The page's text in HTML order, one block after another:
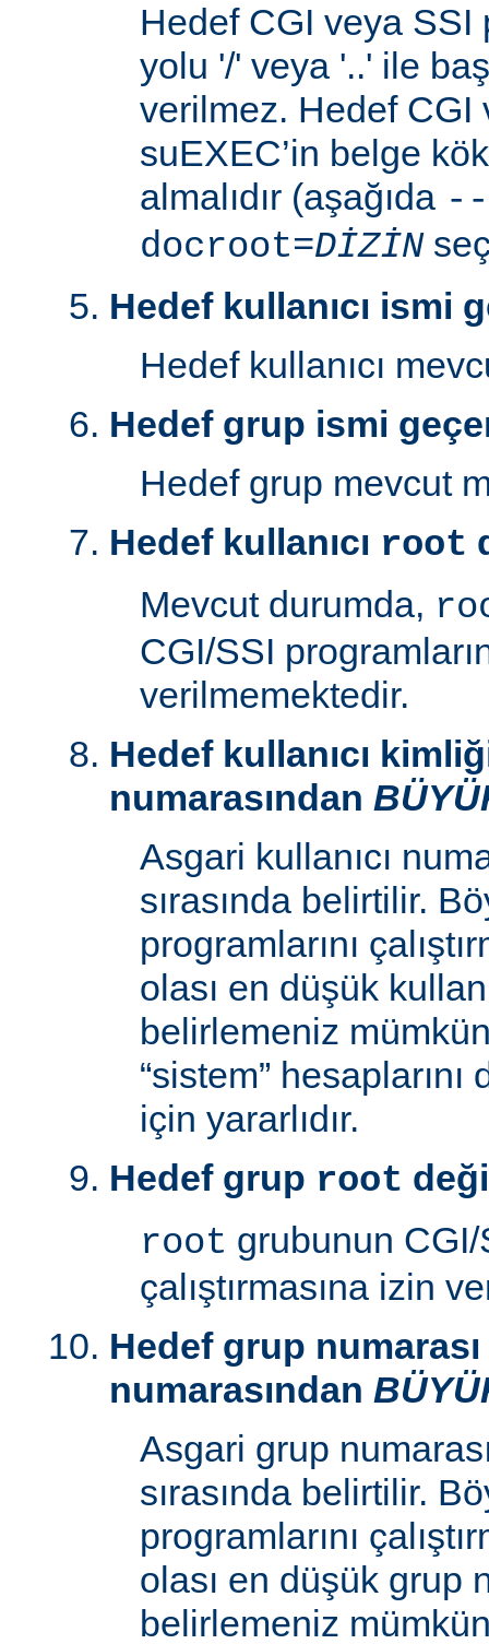
Hedef CGI veya SSI
yolu '/' veya '..' ile
verilmez. Hedef CGI
suEXEC’in belge
almalıdır (aşağıda
docroot=DİZİN
Hedef kullanıcı ismi
Hedef kullanıcı
Hedef grup ismi
Hedef grup mevcut
Hedef kullanıcı root
Mevcut durumda,
CGI/SSI
verilmemektedir.
Hedef kullanıcı
numarasından
Asgari kullanıcı
sırasında belirtilir.
programlarını
olası en düşük
belirlemeniz mümkün
“sistem”
için yararlıdır.
Hedef grup root
root grubunun CGI/
çalıştırmasına izin
Hedef grup
numarasından
Asgari grup
sırasında belirtilir.
programlarını
olası en düşük grup
belirlemeniz mümkün